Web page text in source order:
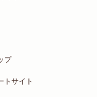
プ
トサイト